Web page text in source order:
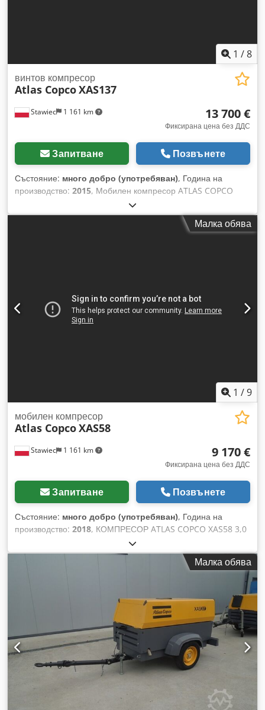
1 /8
Stawiec 1 161 km
винтов компресор
Atlas CopcoXAS137
13 700 €
Фиксирана цена без ДДС
Запитване Позвънете
Състояние: много добро (употребяван), Година на
производство: 2015, Мобилен компресор ATLAS COPCO
XAS137, оборудван с междинен охладител, след пълен
сервиз. Dcedezky Nkjpfx Amhjk Технически характеристики:
дебит: 7,70 м³/мин; работно налягане: 7 бара; година на
Малка обява
1 /9
Stawiec 1 161 km
мобилен компресор
Atlas CopcoXAS58
9 170 €
Фиксирана цена без ДДС
Запитване Позвънете
Състояние: много добро (употребяван), Година на
производство: 2018, КОМПРЕСОР ATLAS COPCO XAS58 3,0
м3/мин 2018 г. Дизелов компресор ATLAS COPCO XAS 58,
машина след сервиз. Технически данни: -
производителност: 3,00 м3/мин; - работно налягане: 7 Bar;
изправен. Нетна цена: 39 500 PLN Брутна цена: 48 585 PLN
Dcsdotyk Svspfx Amhsk По-долу ще намерите линк към
видео, показващо работата на машината.
Малка обява